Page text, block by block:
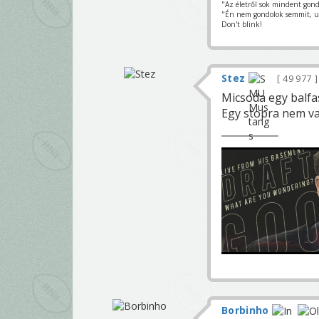
"Az életről sok mindent
"Én nem gondolok semmit,
Don't blink!
Stez 49 977
Micsoda egy
Egy stopra nem
Borbinho